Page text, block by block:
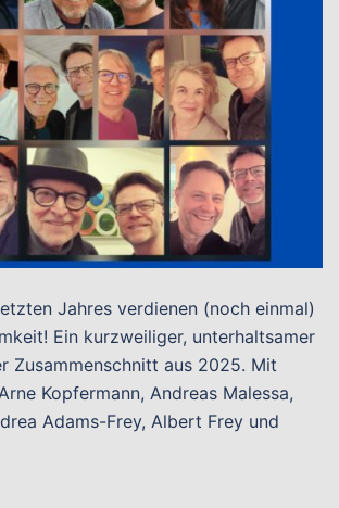
Jahres verdienen (noch einmal)
Ein kurzweiliger, unterhaltsamer
Zusammenschnitt aus 2025. Mit
Kopfermann, Andreas Malessa,
Adams-Frey, Albert Frey und